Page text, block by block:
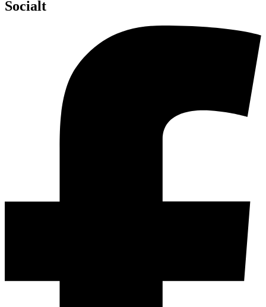
Socialt